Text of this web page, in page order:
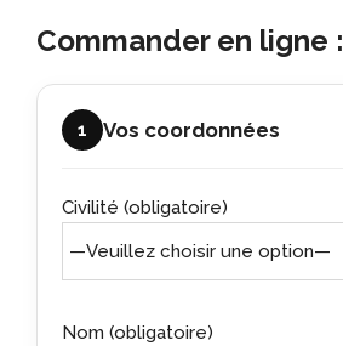
Commander en ligne :
1 Vos coordonnées
Civilité (obligatoire)
Nom (obligatoire)